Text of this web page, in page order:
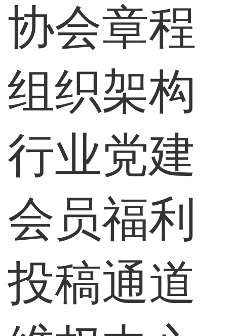
协会章程
组织架构
行业党建
会员福利
投稿通道